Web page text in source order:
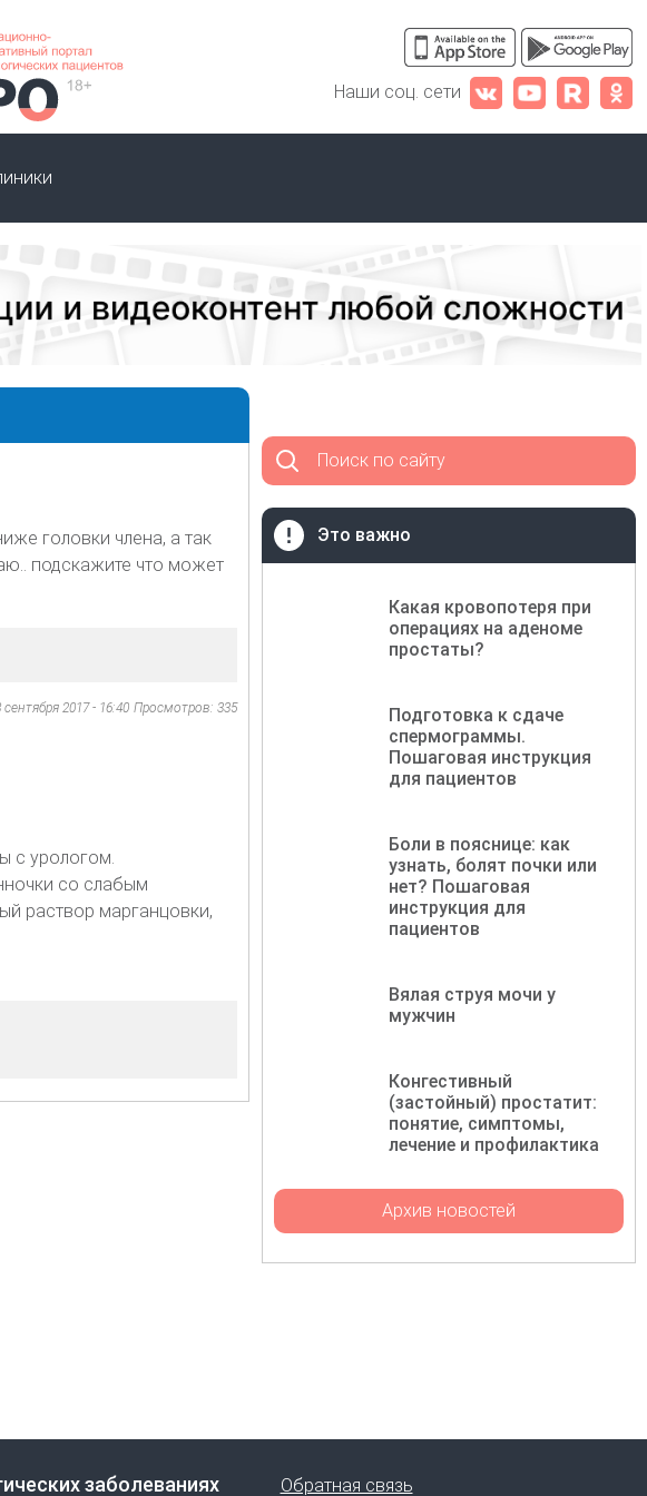
Наши соц. сети
головки члена, а так
подскажите что может
сентября 2017 - 16:40 Просмотров: 335
с урологом.
со слабым
раствор марганцовки,
Поиск по сайту
Это важно
Какая кровопотеря при
операциях на аденоме
простаты?
Подготовка к сдаче
спермограммы.
Пошаговая инструкция
для пациентов
Боли в пояснице: как
узнать, болят почки или
нет? Пошаговая
инструкция для
пациентов
Вялая струя мочи у
мужчин
Конгестивный
(застойный) простатит:
понятие, симптомы,
лечение и профилактика
Архив новостей
заболеваниях Обратная связь